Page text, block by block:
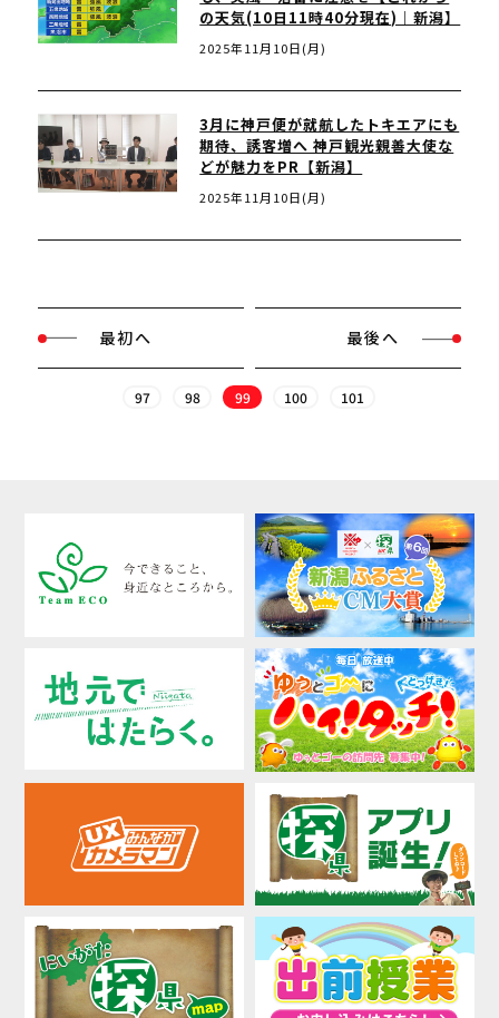
の天気(10日11時40分現在)｜新潟】
2025年11月10日(月)
3月に神戸便が就航したトキエアにも
期待、誘客増へ 神戸観光親善大使な
どが魅力をPR【新潟】
2025年11月10日(月)
最初へ
97 98 99 100 101
最後へ